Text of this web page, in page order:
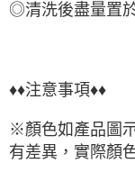
◎清洗後盡量置
♦♦注意事項♦♦
※顏色如產品圖
有差異，實際顏